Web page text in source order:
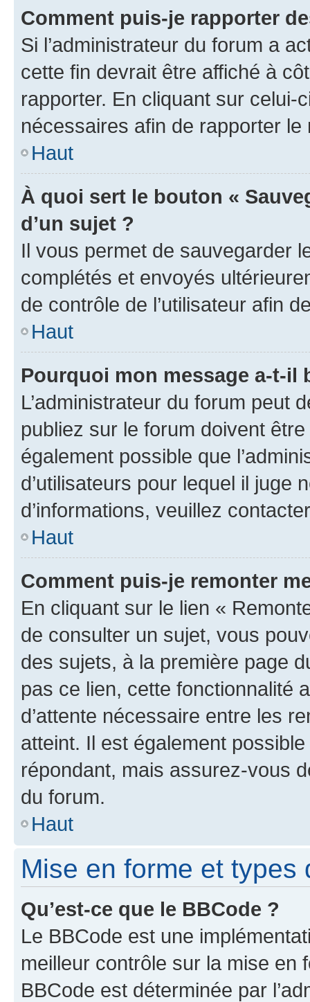
Comment puis-je rapporter
Si l’administrateur du forum a
cette fin devrait être affiché à
rapporter. En cliquant sur
nécessaires afin de rapporter le
Haut
À quoi sert le bouton «
d’un sujet ?
Il vous permet de sauvegarder
complétés et envoyés
de contrôle de l’utilisateur afin
Haut
Pourquoi mon message a-t-il
L’administrateur du forum peut
publiez sur le forum doivent
également possible que
d’utilisateurs pour lequel il juge
d’informations, veuillez
Haut
Comment puis-je remonter
En cliquant sur le lien «
de consulter un sujet, vous
des sujets, à la première page
pas ce lien, cette fonctionnalité
d’attente nécessaire entre les
atteint. Il est également
répondant, mais assurez-vous
du forum.
Haut
Mise en forme et types
Qu’est-ce que le BBCode ?
Le BBCode est une
meilleur contrôle sur la mise en
BBCode est déterminée par